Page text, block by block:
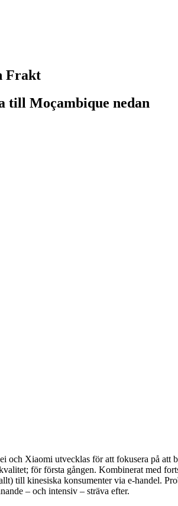
Frakt
till Moçambique nedan
Xiaomi utvecklas för att fokusera på
för första gången. Kombinerat med
till kinesiska konsumenter via e-handel.
– och intensiv – sträva efter.